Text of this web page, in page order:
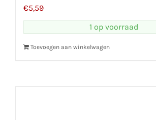
€5,59
1 op voorraad
Toevoegen aan winkelwagen